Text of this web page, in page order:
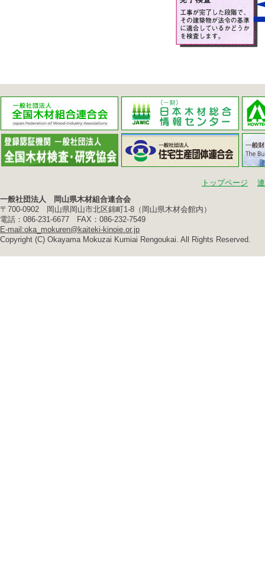
トップページ
一般社団法人 岡山県木材組合連合会
〒700-0902 岡山県岡山市北区錦町1-8（岡山県木材会館内）
電話：086-231-6677 FAX：086-232-7549
E-mail:oka_mokuren@kaiteki-kinoie.or.jp
Copyright (C) Okayama Mokuzai Kumiai Rengoukai. All Rights Reserved.